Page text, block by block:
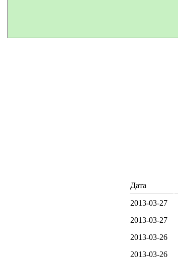
Дата
2013-03-27
2013-03-27
2013-03-26
2013-03-26